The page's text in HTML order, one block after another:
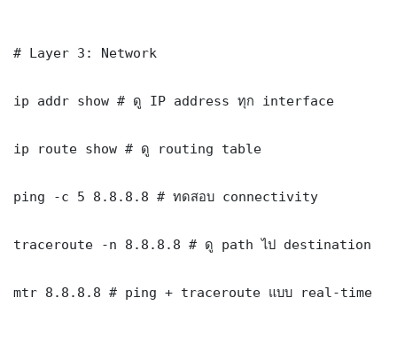
# Layer 3: Network
ip addr show # ดู IP address ทุก interface
ip route show # ดู routing table
ping -c 5 8.8.8.8 # ทดสอบ connectivity
traceroute -n 8.8.8.8 # ดู path ไป destination
mtr 8.8.8.8 # ping + traceroute แบบ real-time